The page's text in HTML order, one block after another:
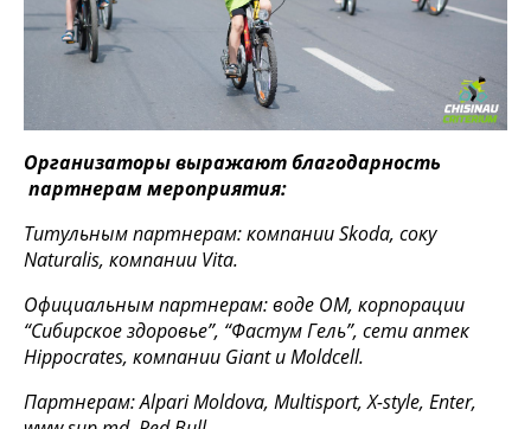
Организаторы выражают благодарность
партнерам мероприятия:
Титульным партнерам: компании Skoda, соку
Naturalis, компании Vita.
Официальным партнерам: воде OM, корпорации
“Сибирское здоровье”, “Фастум Гель”, сети аптек
Hippocrates, компании Giant и Moldcell.
Партнерам: Alpari Moldova, Multisport, X-style, Enter,